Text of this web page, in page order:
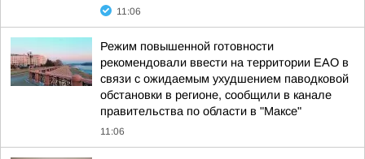
11:06
Режим повышенной готовности
рекомендовали ввести на территории ЕАО в
связи с ожидаемым ухудшением паводковой
обстановки в регионе, сообщили в канале
правительства по области в "Максе"
11:06